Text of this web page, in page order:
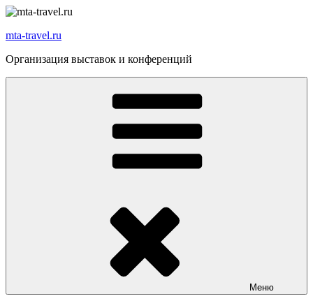
Перейти
содержимому
mta-travel.ru
Организация выставок и конференций
Меню